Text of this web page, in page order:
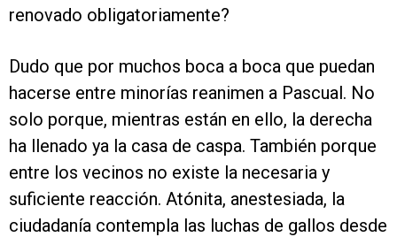
renovado obligatoriamente?
Dudo que por muchos boca a boca que puedan
hacerse entre minorías reanimen a Pascual. No
solo porque, mientras están en ello, la derecha
ha llenado ya la casa de caspa. También porque
entre los vecinos no existe la necesaria y
suficiente reacción. Atónita, anestesiada, la
ciudadanía contempla las luchas de gallos desde